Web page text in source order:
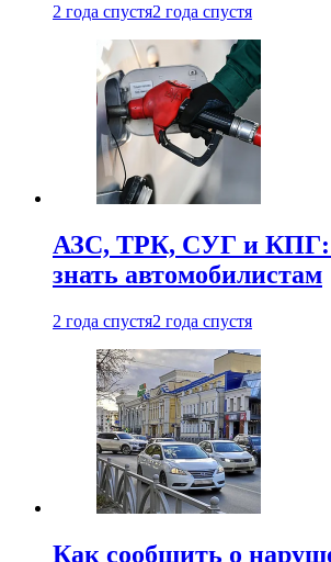
2 года спустя2 года спустя
АЗС, ТРК, СУГ и КПГ:
знать автомобилистам
2 года спустя2 года спустя
Как сообщить о